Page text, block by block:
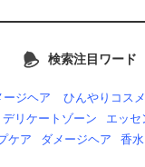
検索注目ワード
ージヘア ひんやりコスメ
デリケートゾーン
エッセ
ケア
ダメージヘア 香水